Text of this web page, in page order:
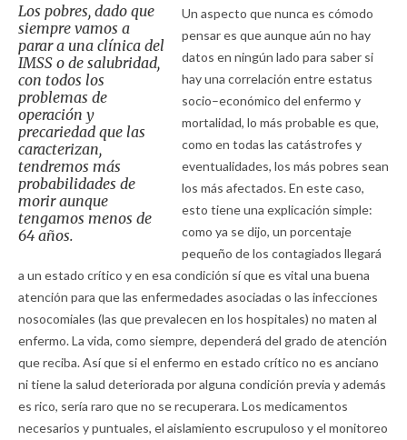
Los pobres, dado que
siempre vamos a
parar a una clínica del
IMSS o de salubridad,
con todos los
problemas de
operación y
precariedad que las
caracterizan,
tendremos más
probabilidades de
morir aunque
tengamos menos de
64 años.
Un aspecto que nunca es cómodo
pensar es que aunque aún no hay
datos en ningún lado para saber si
hay una correlación entre estatus
socio–económico del enfermo y
mortalidad, lo más probable es que,
como en todas las catástrofes y
eventualidades, los más pobres sean
los más afectados. En este caso,
esto tiene una explicación simple:
como ya se dijo, un porcentaje
pequeño de los contagiados llegará
a un estado crítico y en esa condición sí que es vital una buena
atención para que las enfermedades asociadas o las infecciones
nosocomiales (las que prevalecen en los hospitales) no maten al
enfermo. La vida, como siempre, dependerá del grado de atención
que reciba. Así que si el enfermo en estado crítico no es anciano
ni tiene la salud deteriorada por alguna condición previa y además
es rico, sería raro que no se recuperara. Los medicamentos
necesarios y puntuales, el aislamiento escrupuloso y el monitoreo